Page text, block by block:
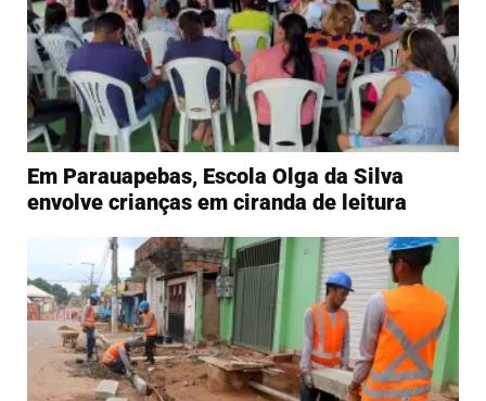
Em Parauapebas, Escola Olga da Silva
envolve crianças em ciranda de leitura